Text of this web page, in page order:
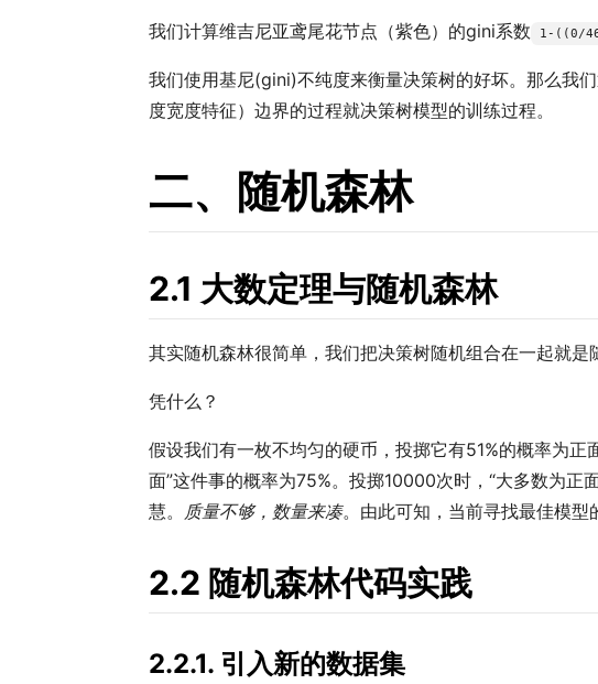
我们计算维吉尼亚鸢尾花节点（紫色）的gini系数 1-((0/
我们使用基尼(gini)不纯度来衡量决策树的好坏。那么我
度宽度特征）边界的过程就决策树模型的训练过程。
二、随机森林
2.1 大数定理与随机森林
其实随机森林很简单，我们把决策树随机组合在一起就是
凭什么？
假设我们有一枚不均匀的硬币，投掷它有51%的概率为
面”这件事的概率为75%。投掷10000次时，“大多数为
慧。 质量不够，数量来凑。由此可知，当前寻找最佳模型
2.2 随机森林代码实践
2.2.1. 引入新的数据集